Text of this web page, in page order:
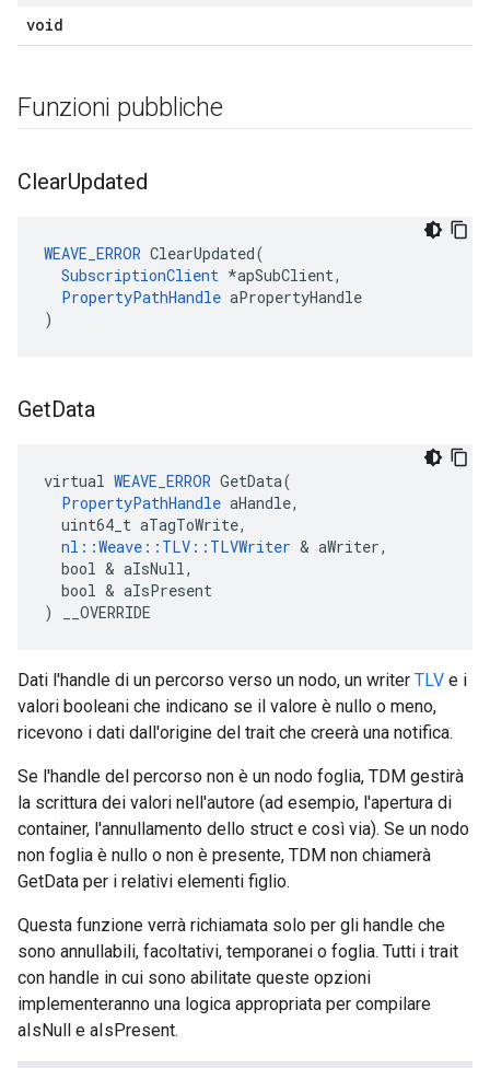
void
Funzioni pubbliche
ClearUpdated
WEAVE_ERROR ClearUpdated(
SubscriptionClient *apSubClient,
PropertyPathHandle aPropertyHandle
)
GetData
virtual WEAVE_ERROR GetData(
PropertyPathHandle aHandle,
  uint64_t aTagToWrite,
nl::Weave::TLV::TLVWriter & aWriter,
  bool & aIsNull,
  bool & aIsPresent
) __OVERRIDE
Dati l'handle di un percorso verso un nodo, un writer TLV e i
valori booleani che indicano se il valore è nullo o meno,
ricevono i dati dall'origine del trait che creerà una notifica.
Se l'handle del percorso non è un nodo foglia, TDM gestirà
la scrittura dei valori nell'autore (ad esempio, l'apertura di
container, l'annullamento dello struct e così via). Se un nodo
non foglia è nullo o non è presente, TDM non chiamerà
GetData per i relativi elementi figlio.
Questa funzione verrà richiamata solo per gli handle che
sono annullabili, facoltativi, temporanei o foglia. Tutti i trait
con handle in cui sono abilitate queste opzioni
implementeranno una logica appropriata per compilare
aIsNull e aIsPresent.